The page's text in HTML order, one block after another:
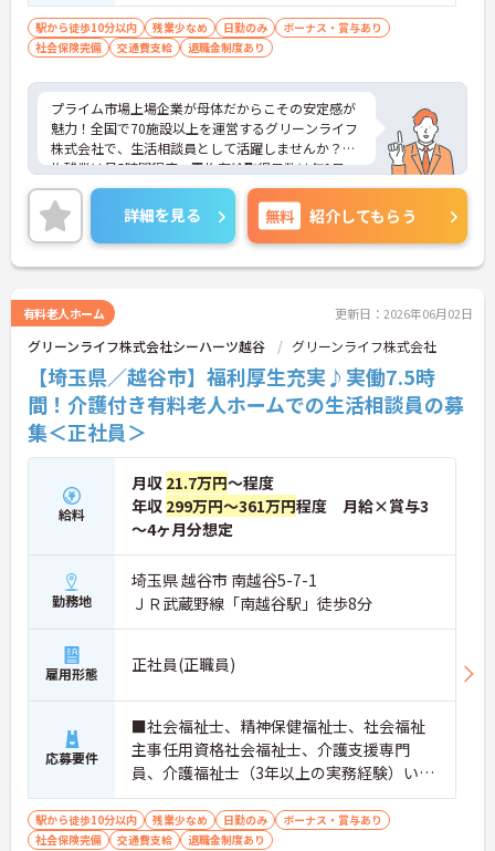
駅から徒歩10分以内 残業少なめ 日勤のみ
ボーナス・賞与あり
社会保険完備
交通費支給 退職金制度あり
プライム市場上場企業が母体だからこその安定感が
魅力！全国で70施設以上を運営するグリーンライフ
株式会社で、生活相談員として活躍しませんか？平
均残業は月5時間程度、平均有給取得日数は年9日
と、ワークライフバランスを大切にできる環境で
す。階層別・職種別の研修制度も充実しており、ス
キルアップを目指せる風土が整っています。温かみ
のある職場で、これまでの経験を活かし、チームで
連携しながら質の高いケアを提供したいという意欲
詳細を見る 無料 紹介してもらう
有料老人ホーム 更新日：2026年06月02日
グリーンライフ株式会社シーハーツ越谷 グリーンライフ株式会社
【埼玉県／越谷市】福利厚生充実♪実働7.5時
間！介護付き有料老人ホームでの生活相談員の募
集＜正社員＞
給料
月収 21.7万円～程度
年収 299万円～361万円程度 月給×賞与3
～4ヶ月分想定
勤務地
埼玉県 越谷市 南越谷5-7-1
ＪＲ武蔵野線「南越谷駅」徒歩8分
雇用形態 正社員(正職員)
応募要件
■社会福祉士、精神保健福祉士、社会福祉
主事任用資格社会福祉士、介護支援専門
員、介護福祉士（3年以上の実務経験）いず
れか必須■普通自動車免許必須（AT限定
可）
駅から徒歩10分以内 残業少なめ 日勤のみ
ボーナス・賞与あり
社会保険完備
交通費支給 退職金制度あり